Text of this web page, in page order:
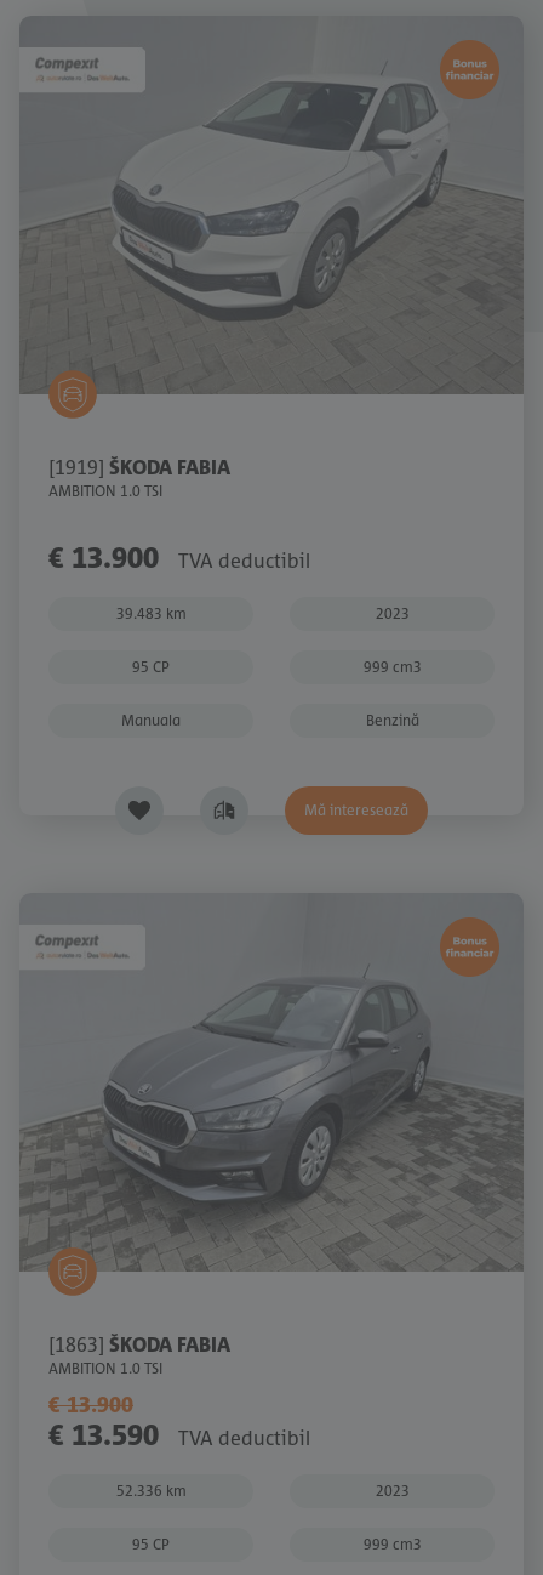
[1919] ŠKODA FABIA
AMBITION 1.0 TSI
€ 13.900 TVA deductibil
39.483 km 2023
95 CP 999 cm3
Manuala Benzină
Mă interesează
[1863] ŠKODA FABIA
AMBITION 1.0 TSI
€ 13.900
€ 13.590 TVA deductibil
52.336 km 2023
95 CP 999 cm3